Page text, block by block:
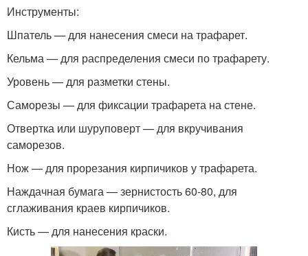
Инструменты:
Шпатель — для нанесения смеси на трафарет.
Кельма — для распределения смеси по трафарету.
Уровень — для разметки стены.
Саморезы — для фиксации трафарета на стене.
Отвертка или шуруповерт — для вкручивания
саморезов.
Нож — для прорезания кирпичиков у трафарета.
Наждачная бумага — зернистость 60-80, для
сглаживания краев кирпичиков.
Кисть — для нанесения краски.